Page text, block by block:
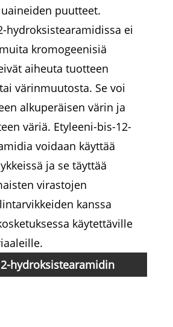
puutteet.
hydroksistearamidissa ei
kromogeenisiä
aiheuta tuotteen
värinmuutosta. Se voi
alkuperäisen värin ja
väriä. Etyleeni-bis-12-
voidaan käyttää
ja se täyttää
virastojen
kanssa
käytettäville
hydroksistearamidin